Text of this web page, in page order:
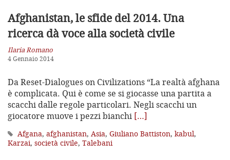
Afghanistan, le sfide del 2014. Una
ricerca dà voce alla società civile
Ilaria Romano
4 Gennaio 2014
Da Reset-Dialogues on Civilizations “La realtà afghana
è complicata. Qui è come se si giocasse una partita a
scacchi dalle regole particolari. Negli scacchi un
giocatore muove i pezzi bianchi […]
Afgana, afghanistan, Asia, Giuliano Battiston, kabul,
Karzai, società civile, Talebani